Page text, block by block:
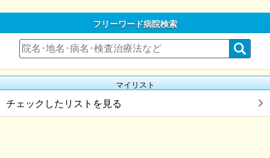
フリーワード病院検索
マイリスト
チェックしたリストを見る